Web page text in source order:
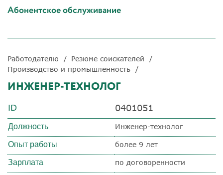
Абонентское обслуживание
Работодателю
Резюме соискателей
Производство и промышленность
ИНЖЕНЕР-ТЕХНОЛОГ
ID 0401051
Должность Инженер-технолог
Опыт работы более 9 лет
Зарплата по договоренности